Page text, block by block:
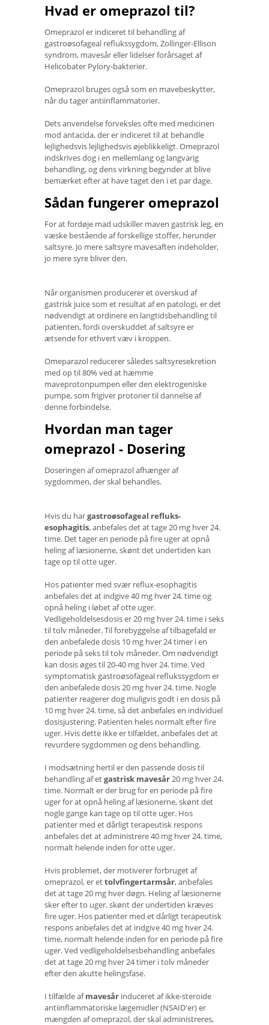
Hvad er omeprazol til?
Omeprazol er indiceret til behandling af
gastroøsofageal reflukssygdom, Zollinger-Ellison
syndrom, mavesår eller lidelser forårsaget af
Helicobater Pylory-bakterier.
Omeprazol bruges også som en mavebeskytter,
når du tager antiinflammatorier.
Dets anvendelse forveksles ofte med medicinen
mod antacida, der er indiceret til at behandle
lejlighedsvis lejlighedsvis øjeblikkeligt. Omeprazol
indskrives dog i en mellemlang og langvarig
behandling, og dens virkning begynder at blive
bemærket efter at have taget den i et par dage.
Sådan fungerer omeprazol
For at fordøje mad udskiller maven gastrisk leg, en
væske bestående af forskellige stoffer, herunder
saltsyre. Jo mere saltsyre mavesaften indeholder,
jo mere syre bliver den.
Når organismen producerer et overskud af
gastrisk juice som et resultat af en patologi, er det
nødvendigt at ordinere en langtidsbehandling til
patienten, fordi overskuddet af saltsyre er
ætsende for ethvert væv i kroppen.
Omeparazol reducerer således saltsyresekretion
med op til 80% ved at hæmme
maveprotonpumpen eller den elektrogeniske
pumpe, som frigiver protoner til dannelse af
denne forbindelse.
Hvordan man tager
omeprazol - Dosering
Doseringen af ​​omeprazol afhænger af
sygdommen, der skal behandles.
Hvis du hargastroøsofageal refluks-
esophagitis, anbefales det at tage 20 mg hver 24.
time. Det tager en periode på fire uger at opnå
heling af læsionerne, skønt det undertiden kan
tage op til otte uger.
Hos patienter med svær reflux-esophagitis
anbefales det at indgive 40 mg hver 24. time og
opnå heling i løbet af otte uger.
Vedligeholdelsesdosis er 20 mg hver 24. time i seks
til tolv måneder. Til forebyggelse af tilbagefald er
den anbefalede dosis 10 mg hver 24 timer i en
periode på seks til tolv måneder. Om nødvendigt
kan dosis øges til 20-40 mg hver 24. time. Ved
symptomatisk gastroøsofageal reflukssygdom er
den anbefalede dosis 20 mg hver 24. time. Nogle
patienter reagerer dog muligvis godt i en dosis på
10 mg hver 24. time, så det anbefales en individuel
dosisjustering. Patienten heles normalt efter fire
uger. Hvis dette ikke er tilfældet, anbefales det at
revurdere sygdommen og dens behandling.
I modsætning hertil er den passende dosis til
behandling af etgastrisk mavesår20 mg hver 24.
time. Normalt er der brug for en periode på fire
uger for at opnå heling af læsionerne, skønt det
nogle gange kan tage op til otte uger. Hos
patienter med et dårligt terapeutisk respons
anbefales det at administrere 40 mg hver 24. time,
normalt helende inden for otte uger.
Hvis problemet, der motiverer forbruget af
omeprazol, er ettolvfingertarmsår, anbefales
det at tage 20 mg hver døgn. Heling af læsionerne
sker efter to uger, skønt der undertiden kræves
fire uger. Hos patienter med et dårligt terapeutisk
respons anbefales det at indgive 40 mg hver 24.
time, normalt helende inden for en periode på fire
uger. Ved vedligeholdelsesbehandling anbefales
det at tage 20 mg hver 24 timer i tolv måneder
efter den akutte helingsfase.
I tilfælde afmavesår induceret af ikke-steroide
antiinflammatoriske lægemidler (NSAID'er) er
mængden af ​​omeprazol, der skal administreres,